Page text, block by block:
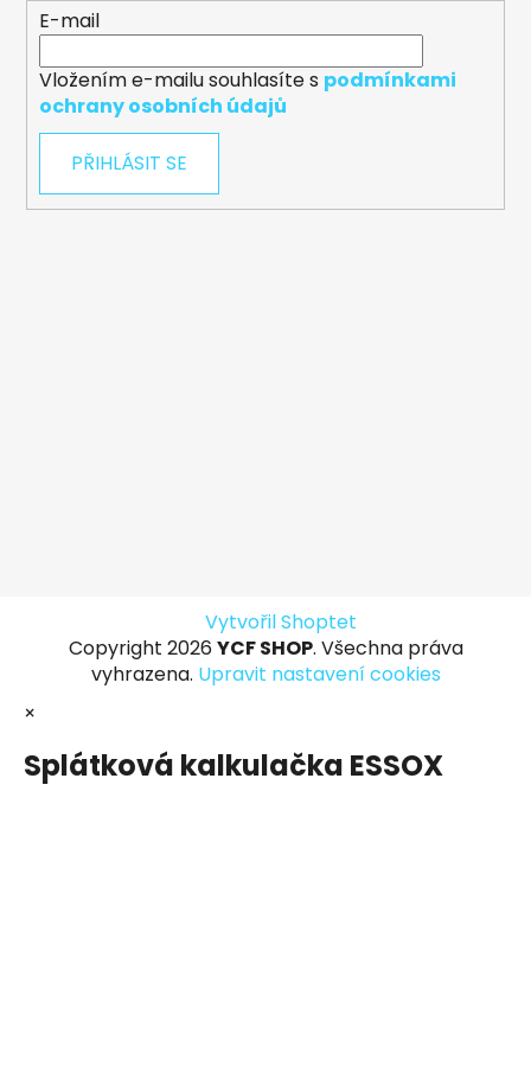
E-mail
Vložením e-mailu souhlasíte s podmínkami
ochrany osobních údajů
PŘIHLÁSIT SE
Vytvořil Shoptet
Copyright 2026 YCF SHOP. Všechna práva
vyhrazena. Upravit nastavení cookies
×
Splátková kalkulačka ESSOX